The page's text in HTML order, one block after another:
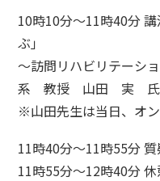
10時10分～11時40分
ぶ」
〜訪問リハビリテーシ
系 教授 山田 実 氏
※山田先生は当日、オン
11時40分～11時55分
11時55分～12時40分 休